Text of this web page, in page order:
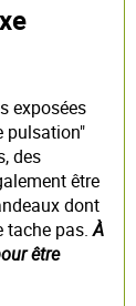
exposées
pulsation"
des
être
dont
tache pas.À
être